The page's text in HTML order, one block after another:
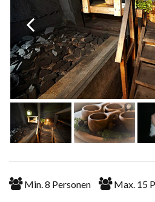
Min. 8 Personen Max. 15